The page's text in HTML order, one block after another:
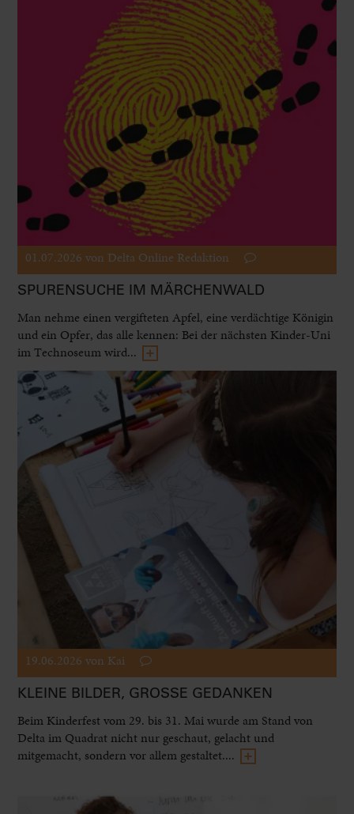
01.07.2026 von Delta Online Redaktion
SPURENSUCHE IM MÄRCHENWALD
Man nehme einen vergifteten Apfel, eine verdächtige Königin
und ein Opfer, das alle kennen: Bei der nächsten Kinder-Uni
im Technoseum wird...
19.06.2026 von Kai
KLEINE BILDER, GROSSE GEDANKEN
Beim Kinderfest vom 29. bis 31. Mai wurde am Stand von
Delta im Quadrat nicht nur geschaut, gelacht und
mitgemacht, sondern vor allem gestaltet....